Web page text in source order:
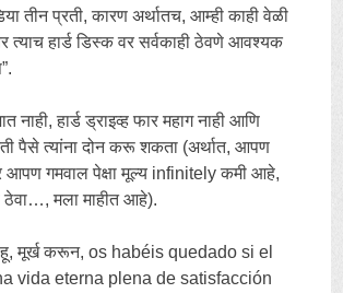
तीन प्रती, कारण अर्थातच, आम्ही काही वेळी
हार्ड डिस्क वर सर्वकाही ठेवणे आवश्यक
हार्ड ड्राइव्ह फार महाग नाही आणि
पैसे त्यांना दोन करू शकता (अर्थात, आपण
आपण गमवाल पेक्षा मूल्य infinitely कमी आहे,
ठेवा…, मला माहीत आहे).
मूर्ख करून,os habéis quedado si el
vida eterna plena de satisfacción